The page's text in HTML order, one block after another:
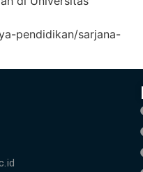
pendidikan/sarjana-